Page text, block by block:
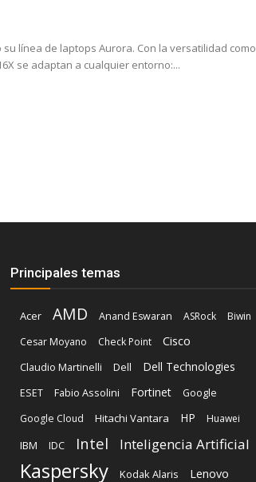
línea de laptops Aurora. Con la versatilidad como
se adaptan a cualquier entorno:...
Principales temas
Acer AMD Anand Eswaran ASRock
Biwin
Cesar Moyano
Check Point Cisco
Claudio Martinelli Dell Dell Technologies
ESET Fabio Assolini Fortinet
Google
Google Cloud
Hitachi Vantara HP Huawei
IBM IDC Intel Inteligencia Artificial
Kaspersky Kodak Alaris Lenovo